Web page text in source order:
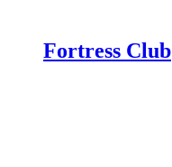
Fortress Club